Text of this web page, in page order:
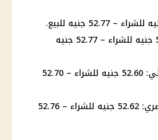
بنك القاهرة: 52.67 جنيه للشراء – 52.77 جنيه
البنك التجاري الدولي: 52.60 جنيه للشراء – 52.70
البنك المركزي المصري: 52.62 جنيه للشراء – 52.76